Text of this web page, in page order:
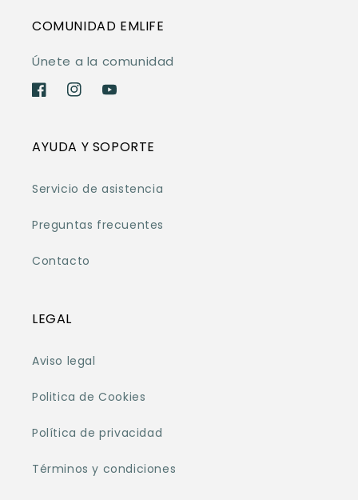
COMUNIDAD EMLIFE
Únete a la comunidad
FacebookInstagramYouTube
AYUDA Y SOPORTE
Servicio de asistencia
Preguntas frecuentes
Contacto
LEGAL
Aviso legal
Politica de Cookies
Política de privacidad
Términos y condiciones